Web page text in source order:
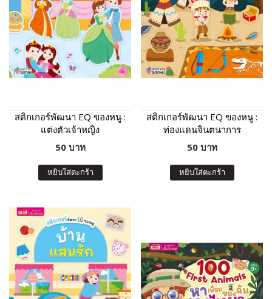
สติกเกอร์พัฒนา EQ ของหนู :
แต่งตัวเจ้าหญิง
50 บาท
หยิบใส่ตะกร้า
สติกเกอร์พัฒนา EQ ของหนู :
ท่องแดนจินตนาการ
50 บาท
หยิบใส่ตะกร้า